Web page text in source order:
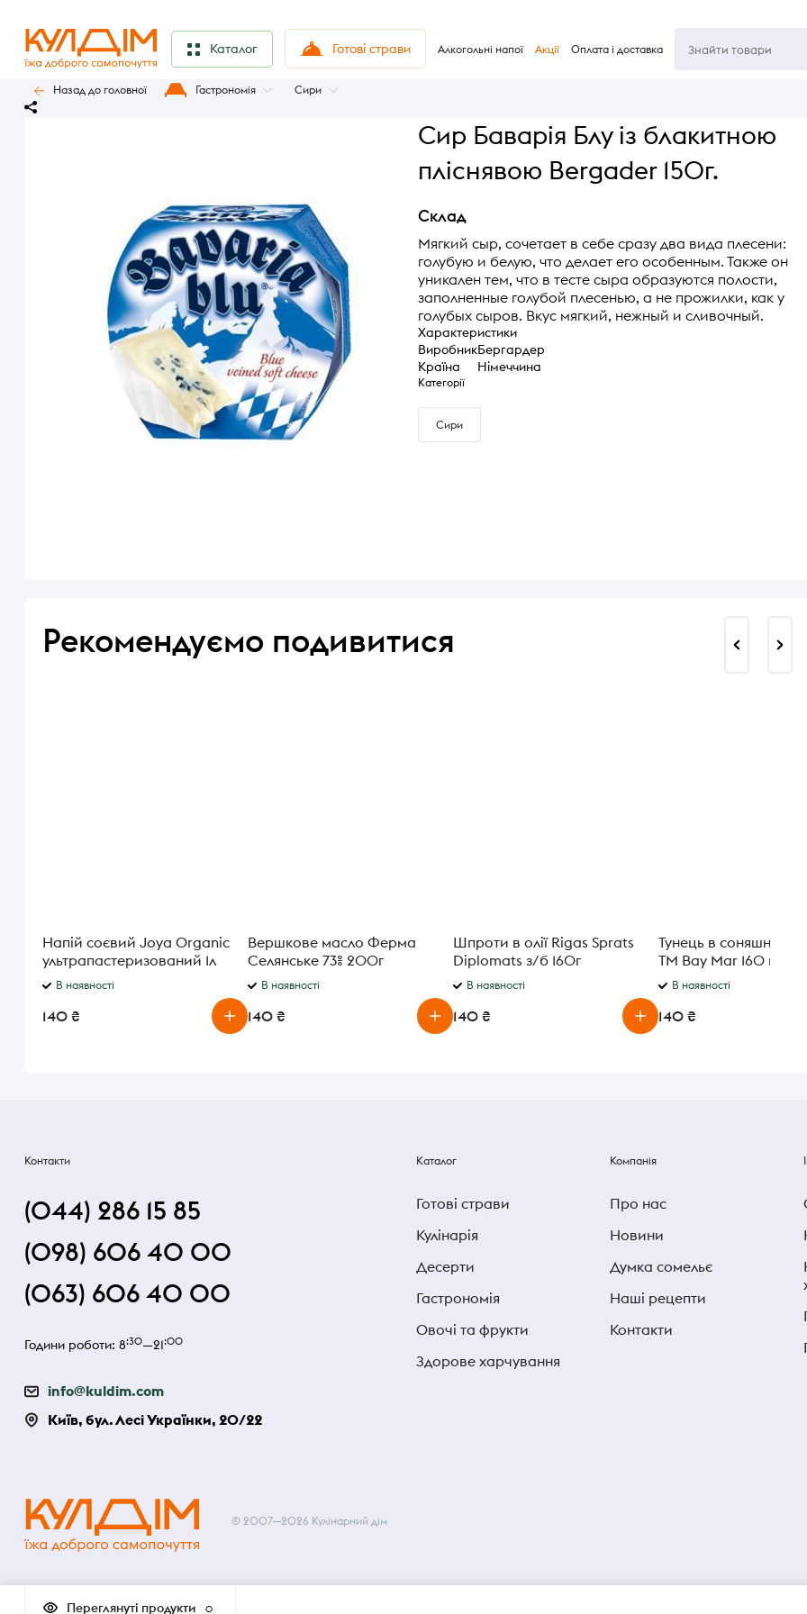
Каталог Готові страви Алкогольні напої Акції Оплата і доставка
Назад до головної Гастрономія Сири
Сир Баварія Блу із блакитною
пліснявою Bergader 150г.
Склад
Мягкий сыр, сочетает в себе сразу два вида плесени:
голубую и белую, что делает его особенным. Также он
уникален тем, что в тесте сыра образуются полости,
заполненные голубой плесенью, а не прожилки, как у
голубых сыров. Вкус мягкий, нежный и сливочный.
Характеристики
ВиробникБергардер
Країна
Німеччина
Категорії
Сири
Рекомендуємо подивитися
Напій соєвий Joya Organic
ультрапастеризований 1л
В наявності
140 ₴
Вершкове масло Ферма
Селянське 73% 200г
В наявності
140 ₴
Шпроти в олії Rigas Sprats
Diplomats з/б 160г
В наявності
140 ₴
Тунець в соняшниковій
ТМ Bay Mar 160 г
В наявності
140 ₴
Контакти
(044) 286 15 85
(098) 606 40 00
(063) 606 40 00
Години роботи: 8:30—21:00
info@kuldim.com
Київ, бул. Лесі Українки, 20/22
Каталог
Готові страви
Кулінарія
Десерти
Гастрономія
Овочі та фрукти
Здорове харчування
Компанія
Про нас
Новини
Думка сомельє
Наші рецепти
Контакти
© 2007—2026 Кулінарний дім
Переглянуті продукти 0